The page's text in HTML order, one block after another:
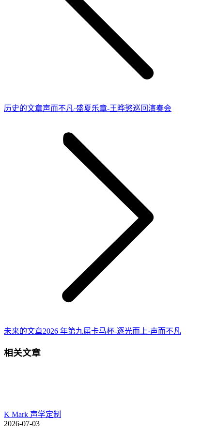
历史的文章历
声而不凡·盛夏乐章-王晔慜巡回演奏会
未来的文章未
2026 年第九届卡马杯-逐光而上·声而不凡
相关文章
K Mark 声学定制
2026-07-03